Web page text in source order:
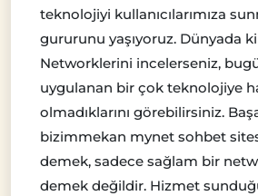
teknolojiyi kullanıcılarımıza
gururunu yaşıyoruz. Dünyada ki
Networklerini incelerseniz,
uygulanan bir çok teknolojiye
olmadıklarını görebilirsiniz.
bizimmekan mynet sohbet
demek, sadece sağlam bir
demek değildir. Hizmet